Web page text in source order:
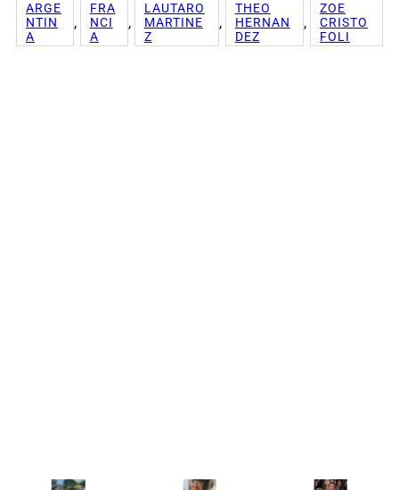
ARGE
NTIN
A
,
FRA
NCI
A
,
LAUTARO
MARTINE
Z
,
THEO
HERNAN
DEZ
,
ZOE
CRISTO
FOLI